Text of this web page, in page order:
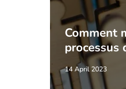
Comment
processus
14 April 2023